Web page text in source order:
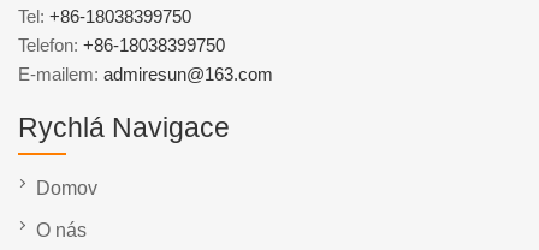
Tel: +86-18038399750
Telefon: +86-18038399750
E-mailem: admiresun@163.com
Rychlá Navigace
Domov
O nás